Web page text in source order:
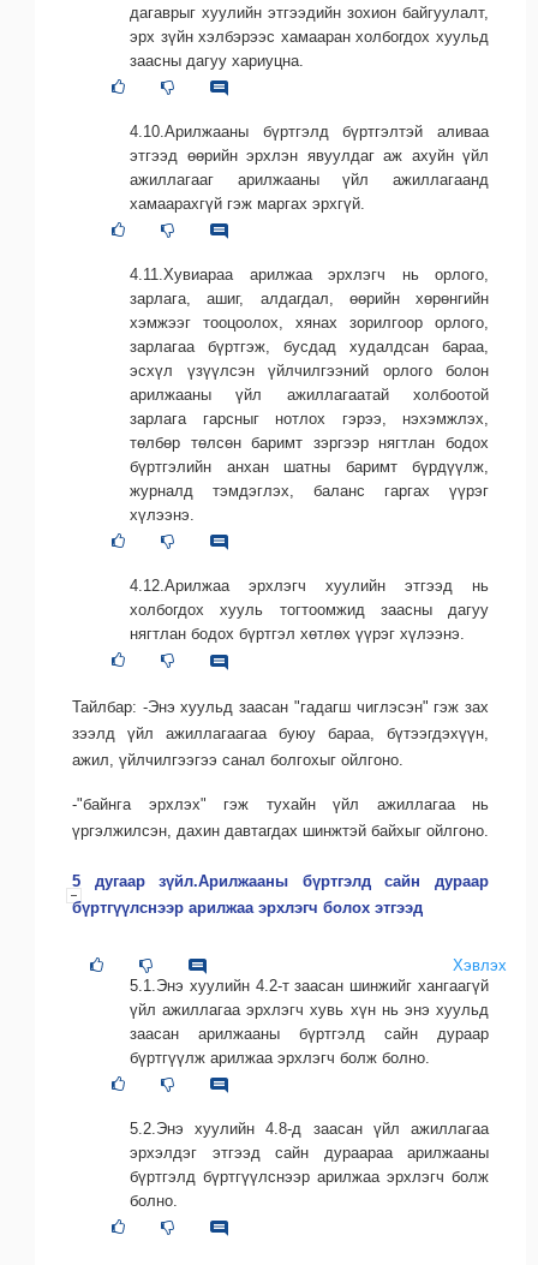
дагаврыг хуулийн этгээдийн зохион байгуулалт,
эрх зүйн хэлбэрээс хамааран холбогдох хуульд
заасны дагуу хариуцна.
4.10.Арилжааны бүртгэлд бүртгэлтэй аливаа
этгээд өөрийн эрхлэн явуулдаг аж ахуйн үйл
ажиллагааг арилжааны үйл ажиллагаанд
хамаарахгүй гэж маргах эрхгүй.
4.11.Хувиараа арилжаа эрхлэгч нь орлого,
зарлага, ашиг, алдагдал, өөрийн хөрөнгийн
хэмжээг тооцоолох, хянах зорилгоор орлого,
зарлагаа бүртгэж, бусдад худалдсан бараа,
эсхүл үзүүлсэн үйлчилгээний орлого болон
арилжааны үйл ажиллагаатай холбоотой
зарлага гарсныг нотлох гэрээ, нэхэмжлэх,
төлбөр төлсөн баримт зэргээр нягтлан бодох
бүртгэлийн анхан шатны баримт бүрдүүлж,
журналд тэмдэглэх, баланс гаргах үүрэг
хүлээнэ.
4.12.Арилжаа эрхлэгч хуулийн этгээд нь
холбогдох хууль тогтоомжид заасны дагуу
нягтлан бодох бүртгэл хөтлөх үүрэг хүлээнэ.
Тайлбар: -Энэ хуульд заасан "гадагш чиглэсэн" гэж зах
зээлд үйл ажиллагаагаа буюу бараа, бүтээгдэхүүн,
ажил, үйлчилгээгээ санал болгохыг ойлгоно.
-"байнга эрхлэх" гэж тухайн үйл ажиллагаа нь
үргэлжилсэн, дахин давтагдах шинжтэй байхыг ойлгоно.
5 дугаар зүйл.Арилжааны бүртгэлд сайн дураар
бүртгүүлснээр арилжаа эрхлэгч болох этгээд
Хэвлэх
5.1.Энэ хуулийн 4.2-т заасан шинжийг хангаагүй
үйл ажиллагаа эрхлэгч хувь хүн нь энэ хуульд
заасан арилжааны бүртгэлд сайн дураар
бүртгүүлж арилжаа эрхлэгч болж болно.
5.2.Энэ хуулийн 4.8-д заасан үйл ажиллагаа
эрхэлдэг этгээд сайн дураараа арилжааны
бүртгэлд бүртгүүлснээр арилжаа эрхлэгч болж
болно.